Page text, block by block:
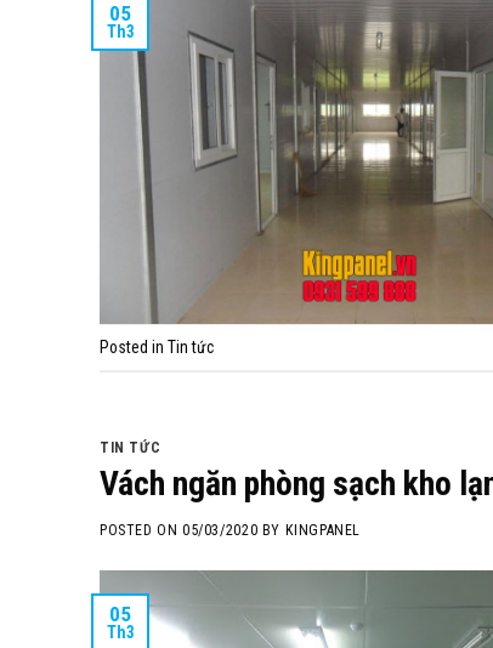
05
Th3
Posted in Tin tức
TIN TỨC
Vách ngăn phòng sạch kho
POSTED ON05/03/2020 BY KINGPANEL
05
Th3